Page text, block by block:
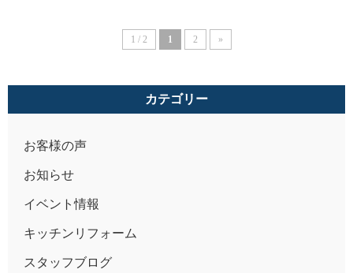
1 / 2 1 2 »
カテゴリー
お客様の声
お知らせ
イベント情報
キッチンリフォーム
スタッフブログ